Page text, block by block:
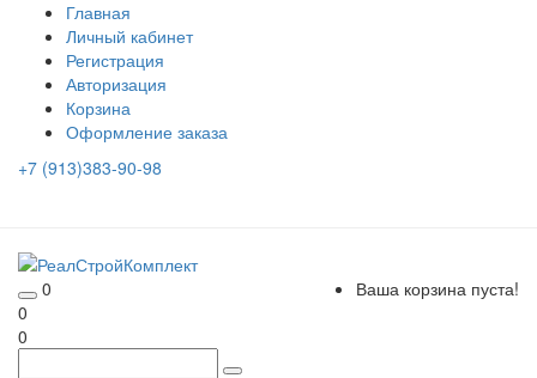
Главная
Личный кабинет
Регистрация
Авторизация
Корзина
Оформление заказа
+7 (913)383-90-98
0
Ваша корзина пуста!
0
0